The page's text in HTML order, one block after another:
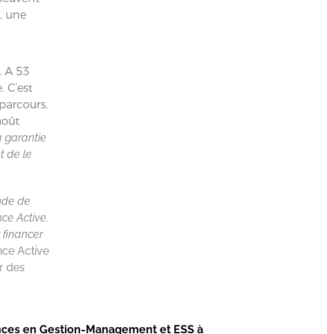
une
A 53
garantie
de le
de
Active.
financer
Active
des
en Gestion-Management et ESS à